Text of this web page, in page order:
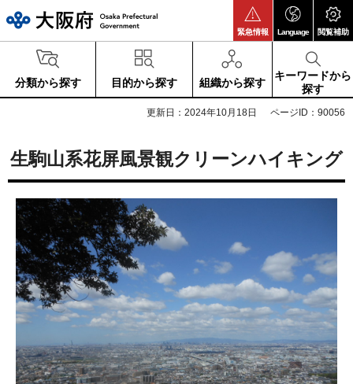
緊急情報 Language 閲覧補助
分類から探す 目的から探す 組織から探す
キーワードから
探す
更新日：2024年10月18日 ページID：90056
生駒山系花屏風景観クリーンハイキング